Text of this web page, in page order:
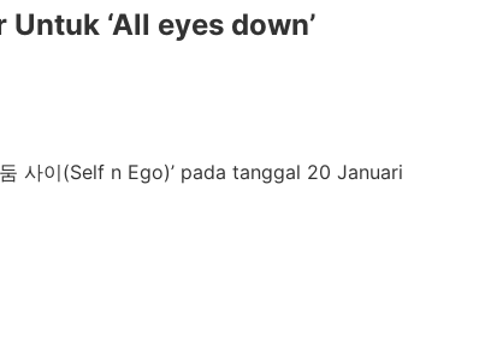
‘All eyes down’
사이(Self n Ego)’ pada tanggal 20 Januari